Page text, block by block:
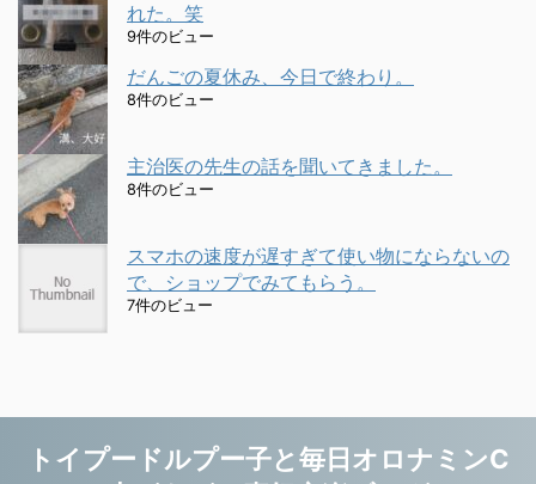
れた。笑
9件のビュー
だんごの夏休み、今日で終わり。
8件のビュー
主治医の先生の話を聞いてきました。
8件のビュー
スマホの速度が遅すぎて使い物にならないの
で、ショップでみてもらう。
7件のビュー
トイプードルプー子と毎日オロナミンC